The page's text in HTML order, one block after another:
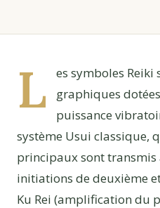
L
es symboles Reiki
graphiques
puissance
système Usui classique,
principaux sont transmis
initiations de deuxième
Ku Rei (amplification du